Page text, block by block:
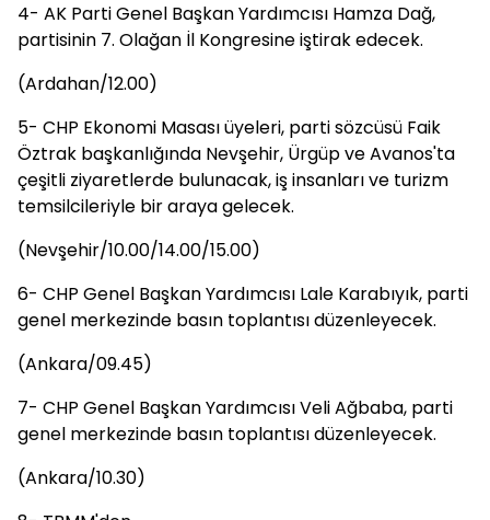
4- AK Parti Genel Başkan Yardımcısı Hamza Dağ,
partisinin 7. Olağan İl Kongresine iştirak edecek.
(Ardahan/12.00)
5- CHP Ekonomi Masası üyeleri, parti sözcüsü Faik
Öztrak başkanlığında Nevşehir, Ürgüp ve Avanos'ta
çeşitli ziyaretlerde bulunacak, iş insanları ve turizm
temsilcileriyle bir araya gelecek.
(Nevşehir/10.00/14.00/15.00)
6- CHP Genel Başkan Yardımcısı Lale Karabıyık, parti
genel merkezinde basın toplantısı düzenleyecek.
(Ankara/09.45)
7- CHP Genel Başkan Yardımcısı Veli Ağbaba, parti
genel merkezinde basın toplantısı düzenleyecek.
(Ankara/10.30)